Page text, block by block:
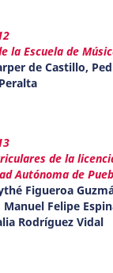
la Escuela de
de Castillo,
de la
Autónoma de
Figueroa
Felipe
Rodríguez Vidal